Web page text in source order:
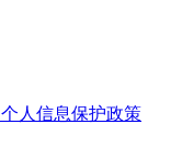
个人信息保护政策